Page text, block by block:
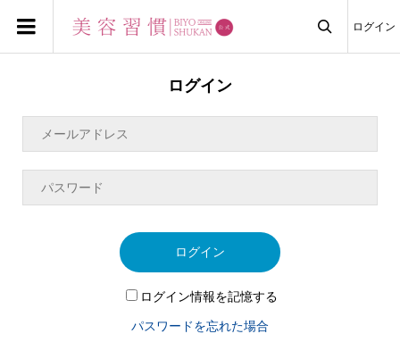
ログイン
ログイン
ログイン
ログイン情報を記憶する
パスワードを忘れた場合